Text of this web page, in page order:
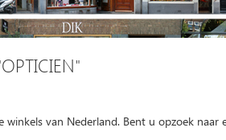
winkels van Nederland. Bent u opzoek